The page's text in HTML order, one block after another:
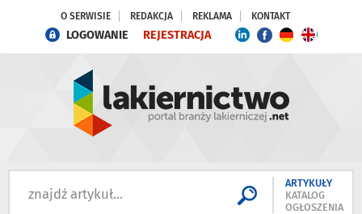
O SERWISIE REDAKCJA REKLAMA KONTAKT
LOGOWANIE REJESTRACJA
ARTYKUŁY
KATALOG
OGŁOSZENIA